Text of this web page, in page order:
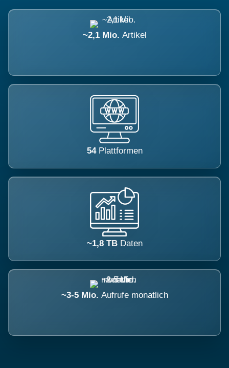
~2,1 Mio. Artikel
54 Plattformen
~1,8 TB Daten
~3-5 Mio. Aufrufe monatlich